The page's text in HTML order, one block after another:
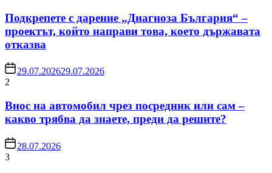
Подкрепете с дарение „Диагноза България“ –
проектът, който направи това, което държавата
отказва
29.07.202629.07.2026
2
Внос на автомобил чрез посредник или сам –
какво трябва да знаете, преди да решите?
28.07.2026
3